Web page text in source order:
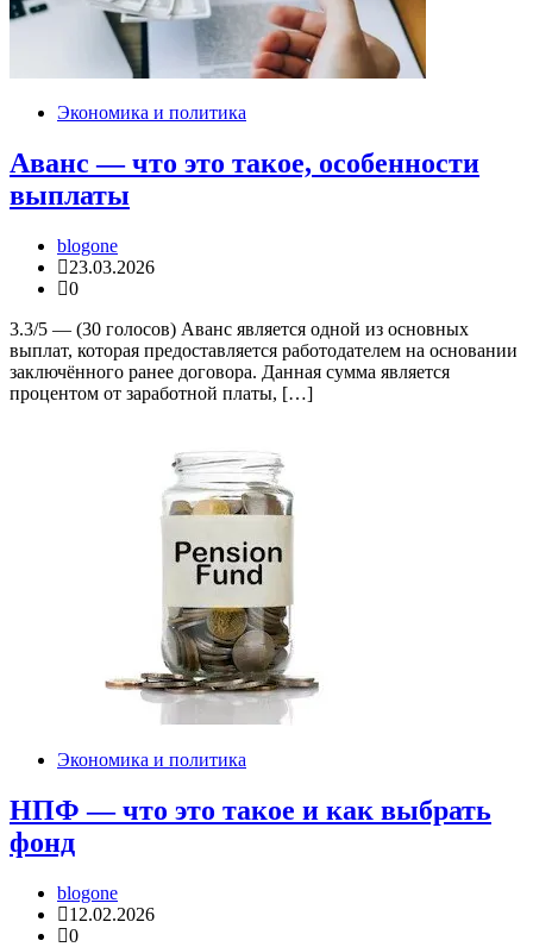
Экономика и политика
Аванс — что это такое, особенности
выплаты
blogone
23.03.2026
0
3.3/5 — (30 голосов) Аванс является одной из основных
выплат, которая предоставляется работодателем на основании
заключённого ранее договора. Данная сумма является
процентом от заработной платы, […]
Экономика и политика
НПФ — что это такое и как выбрать
фонд
blogone
12.02.2026
0